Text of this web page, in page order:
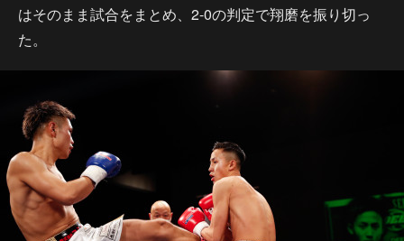
はそのまま試合をまとめ、2-0の判定で翔磨を振り切っ
た。